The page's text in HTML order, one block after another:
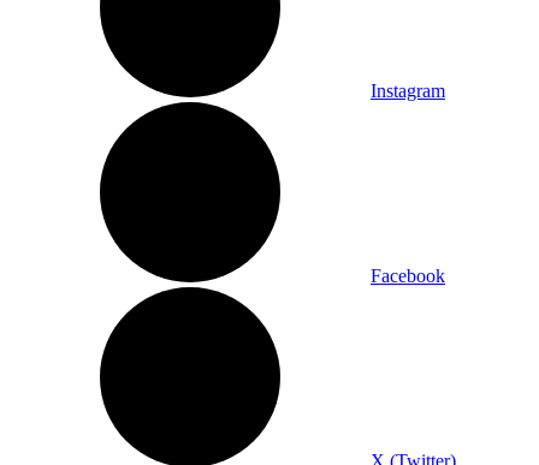
Instagram
Facebook
X (Twitter)